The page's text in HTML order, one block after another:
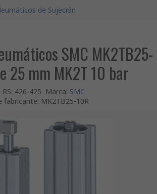
de Sujeción
SMC MK2TB25-
25 mm MK2T 10 bar
: 426-425 Marca: SMC
fabricante: MK2TB25-10R